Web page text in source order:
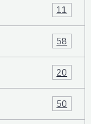
11
58
20
50